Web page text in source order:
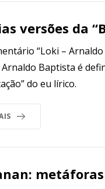
versões da
“Loki –
Baptista é
do eu lírico.